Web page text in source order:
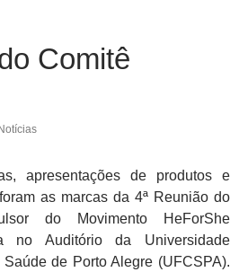
Comitê
apresentações de produtos e
as marcas da 4ª Reunião do
do Movimento HeForShe
no Auditório da Universidade
de Porto Alegre (UFCSPA).